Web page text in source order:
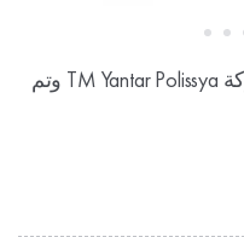
* - هذه الصور مملوكة لشركة TM Yantar Polissya وتم